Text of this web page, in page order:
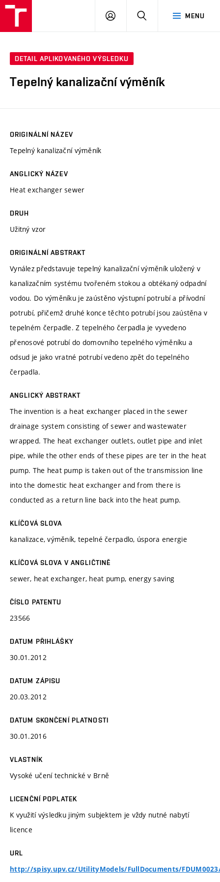
MENU
PŘIHLÁSIT
DETAIL APLIKOVANÉHO VÝSLEDKU
Tepelný kanalizační výměník
ORIGINÁLNÍ NÁZEV
Tepelný kanalizační výměník
ANGLICKÝ NÁZEV
Heat exchanger sewer
DRUH
Užitný vzor
ORIGINÁLNÍ ABSTRAKT
Vynález představuje tepelný kanalizační výměník uložený v
kanalizačním systému tvořeném stokou a obtékaný odpadní
vodou. Do výměníku je zaústěno výstupní potrubí a přívodní
potrubí, přičemž druhé konce těchto potrubí jsou zaústěna v
tepelném čerpadle. Z tepelného čerpadla je vyvedeno
přenosové potrubí do domovního tepelného výměníku a
odsud je jako vratné potrubí vedeno zpět do tepelného
čerpadla.
ANGLICKÝ ABSTRAKT
The invention is a heat exchanger placed in the sewer
drainage system consisting of sewer and wastewater
wrapped. The heat exchanger outlets, outlet pipe and inlet
pipe, while the other ends of these pipes are ter in the heat
pump. The heat pump is taken out of the transmission line
into the domestic heat exchanger and from there is
conducted as a return line back into the heat pump.
KLÍČOVÁ SLOVA
kanalizace, výměník, tepelné čerpadlo, úspora energie
KLÍČOVÁ SLOVA V ANGLIČTINĚ
sewer, heat exchanger, heat pump, energy saving
ČÍSLO PATENTU
23566
DATUM PŘIHLÁŠKY
30.01.2012
DATUM ZÁPISU
20.03.2012
DATUM SKONČENÍ PLATNOSTI
30.01.2016
VLASTNÍK
Vysoké učení technické v Brně
LICENČNÍ POPLATEK
K využití výsledku jiným subjektem je vždy nutné nabytí
licence
URL
http://spisy.upv.cz/UtilityModels/FullDocuments/